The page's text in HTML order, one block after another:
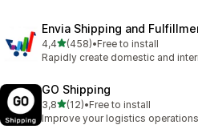
Envia Shipping and
4,4/ 5 tähteä
(458)
458 arvostelua yhteensä
•Free to install
Rapidly create domestic and
GO Shipping
3,8/ 5 tähteä
(12)
12 arvostelua yhteensä
•Free to install
Improve your logistics